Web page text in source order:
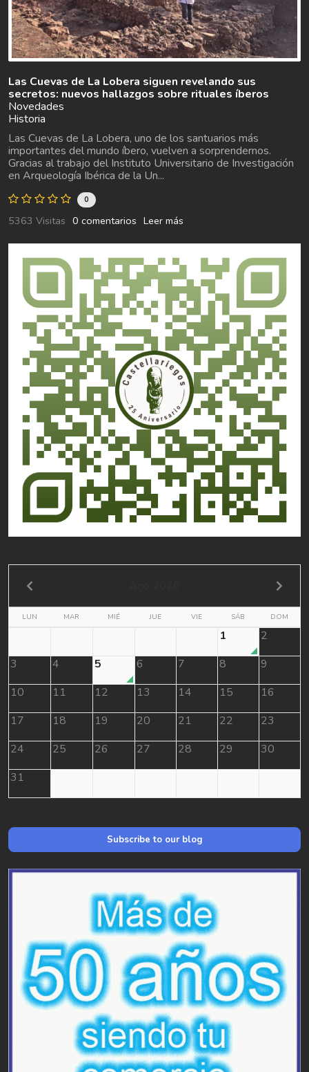
Las Cuevas de La Lobera siguen revelando sus
secretos: nuevos hallazgos sobre rituales íberos
Novedades
Historia
Las Cuevas de La Lobera, uno de los santuarios más
importantes del mundo íbero, vuelven a sorprendernos.
Gracias al trabajo del Instituto Universitario de Investigación
en Arqueología Ibérica de la Un...
0
5363 Visitas 0 comentarios Leer más
LUN MAR MIÉ JUE VIE SÁB DOM
1
2
3
4 5 6 7 8
9
10
11 12 13 14 15
16
17
18 19 20 21 22
23
24
25 26 27 28 29
30
31
Subscribe to our blog